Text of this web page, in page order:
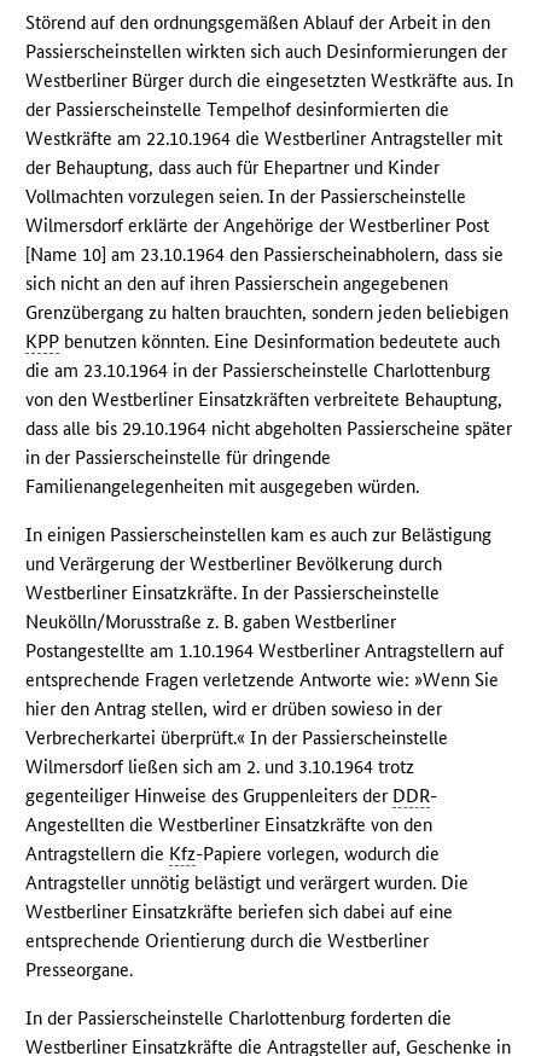
Störend auf den ordnungsgemäßen Ablauf der Arbeit in den
Passierscheinstellen wirkten sich auch Desinformierungen der
Westberliner Bürger durch die eingesetzten Westkräfte aus. In
der Passierscheinstelle Tempelhof desinformierten die
Westkräfte am 22.10.1964 die Westberliner Antragsteller mit
der Behauptung, dass auch für Ehepartner und Kinder
Vollmachten vorzulegen seien. In der Passierscheinstelle
Wilmersdorf erklärte der Angehörige der Westberliner Post
[Name 10] am 23.10.1964 den Passierscheinabholern, dass sie
sich nicht an den auf ihren Passierschein angegebenen
Grenzübergang zu halten brauchten, sondern jeden beliebigen
KPP benutzen könnten. Eine Desinformation bedeutete auch
die am 23.10.1964 in der Passierscheinstelle Charlottenburg
von den Westberliner Einsatzkräften verbreitete Behauptung,
dass alle bis 29.10.1964 nicht abgeholten Passierscheine später
in der Passierscheinstelle für dringende
Familienangelegenheiten mit ausgegeben würden.
In einigen Passierscheinstellen kam es auch zur Belästigung
und Verärgerung der Westberliner Bevölkerung durch
Westberliner Einsatzkräfte. In der Passierscheinstelle
Neukölln/Morusstraße z. B. gaben Westberliner
Postangestellte am 1.10.1964 Westberliner Antragstellern auf
entsprechende Fragen verletzende Antworte wie: »Wenn Sie
hier den Antrag stellen, wird er drüben sowieso in der
Verbrecherkartei überprüft.« In der Passierscheinstelle
Wilmersdorf ließen sich am 2. und 3.10.1964 trotz
gegenteiliger Hinweise des Gruppenleiters der DDR-
Angestellten die Westberliner Einsatzkräfte von den
Antragstellern die Kfz-Papiere vorlegen, wodurch die
Antragsteller unnötig belästigt und verärgert wurden. Die
Westberliner Einsatzkräfte beriefen sich dabei auf eine
entsprechende Orientierung durch die Westberliner
Presseorgane.
In der Passierscheinstelle Charlottenburg forderten die
Westberliner Einsatzkräfte die Antragsteller auf, Geschenke in